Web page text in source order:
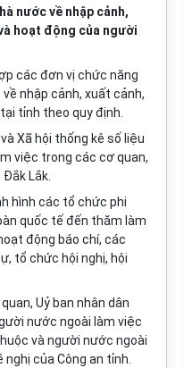
nước về nhập cảnh,
hoạt động của người
các đơn vị chức năng
nhập cảnh, xuất cảnh,
tỉnh theo quy định.
Xã hội thống kê số liệu
việc trong các cơ quan,
Lắk.
hình các tổ chức phi
quốc tế đến thăm làm
động báo chí, các
tổ chức hội nghị, hội
Uỷ ban nhân dân
nước ngoài làm việc
và người nước ngoài
của Công an tỉnh.